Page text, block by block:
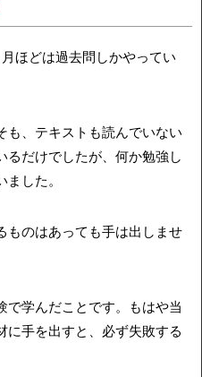
ほどは過去問しかやってい
も、テキストも読んでいない
るだけでしたが、何か勉強し
した。
ものはあっても手は出しませ
で学んだことです。もはや当
に手を出すと、必ず失敗する